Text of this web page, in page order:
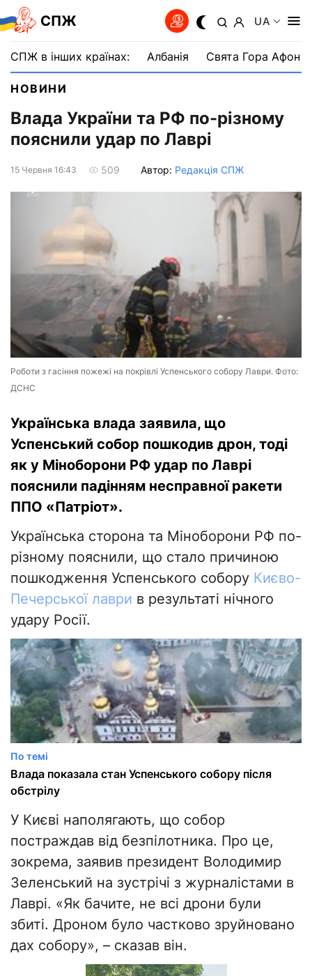
СПЖ UA
СПЖ в інших країнах: Албанія Свята Гора Афон
НОВИНИ
Влада України та РФ по-різному
пояснили удар по Лаврі
15 Червня 16:43 509 Автор: Редакція СПЖ
Роботи з гасіння пожежі на покрівлі Успенського собору Лаври. Фото:
ДСНС
Українська влада заявила, що
Успенський собор пошкодив дрон, тоді
як у Міноборони РФ удар по Лаврі
пояснили падінням несправної ракети
ППО «Патріот».
Українська сторона та Міноборони РФ по-
різному пояснили, що стало причиною
пошкодження Успенського собору Києво-
Печерської лаври в результаті нічного
удару Росії.
По темі
Влада показала стан Успенського собору після
обстрілу
У Києві наполягають, що собор
постраждав від безпілотника. Про це,
зокрема, заявив президент Володимир
Зеленський на зустрічі з журналістами в
Лаврі. «Як бачите, не всі дрони були
збиті. Дроном було частково зруйновано
дах собору», – сказав він.